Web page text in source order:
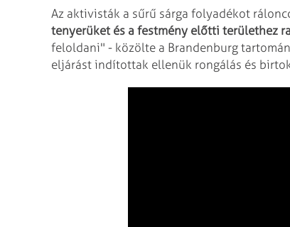
Az aktivisták a sűrű sárga folyadékot
tenyerüket és a festmény előtti területhez
feloldani" - közölte a Brandenburg
eljárást indítottak ellenük rongálás és